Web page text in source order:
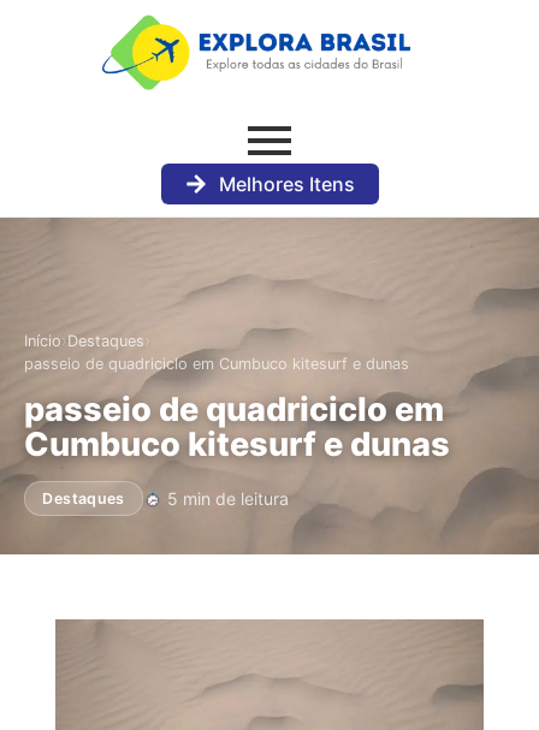
Melhores Itens
Início› Destaques›
passeio de quadriciclo em Cumbuco kitesurf e dunas
passeio de quadriciclo em
Cumbuco kitesurf e dunas
Destaques 5 min de leitura